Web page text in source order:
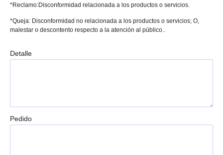
*Reclamo:Disconformidad relacionada a los productos o servicios.
*Queja: Disconformidad no relacionada a los productos o servicios; O,
malestar o descontento respecto a la atención al público..
Detalle
Pedido